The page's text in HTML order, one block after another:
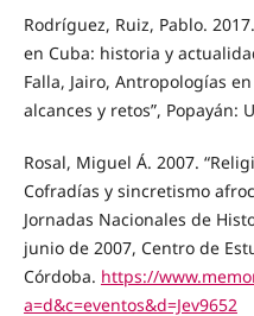
Rodríguez, Ruiz, Pablo.
en Cuba: historia y
Falla, Jairo, Antropologías
alcances y retos”, Popayán:
Rosal, Miguel Á. 2007.
Cofradías y sincretismo
Jornadas Nacionales de
junio de 2007, Centro de
Córdoba. https://
a=d&c=eventos&d=Jev9652